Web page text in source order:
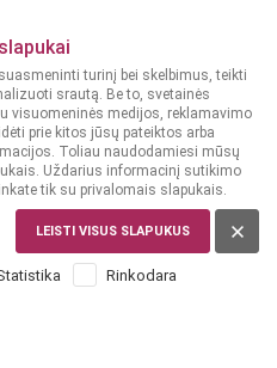
turinį bei skelbimus, teikti
srautą. Be to, svetainės
visuomeninės medijos, reklamavimo
prie kitos jūsų pateiktos arba
Toliau naudodamiesi mūsų
Uždarius informacinį sutikimo
tik su privalomais slapukais.
LEISTI VISUS SLAPUKUS
Rinkodara
l